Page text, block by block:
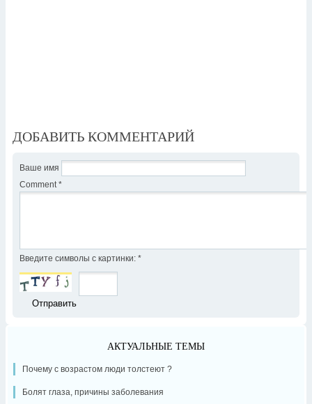
ДОБАВИТЬ КОММЕНТАРИЙ
Ваше имя
Comment *
Введите символы с картинки: *
АКТУАЛЬНЫЕ ТЕМЫ
Почему с возрастом люди толстеют ?
Болят глаза, причины заболевания